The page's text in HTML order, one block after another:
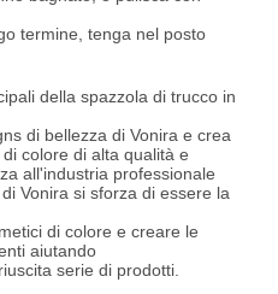
termine, tenga nel posto
della spazzola di trucco in
di bellezza di Vonira e crea
colore di alta qualità e
all'industria professionale
Vonira si sforza di essere la
di colore e creare le
aiutando
serie di prodotti.